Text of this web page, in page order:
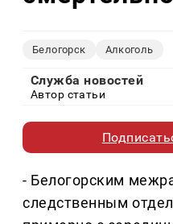
Белогорск Алкоголь
Служба новостей
Автор статьи
- Белогорским
следственным